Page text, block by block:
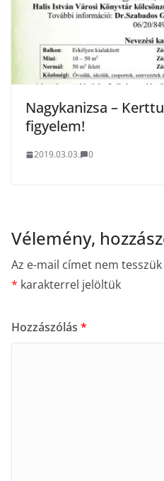
Nagykanizsa –
figyelem!
2019.03.03. 0
Vélemény,
Az e-mail címet nem tesszük
* karakterrel jelöltük
Hozzászólás *